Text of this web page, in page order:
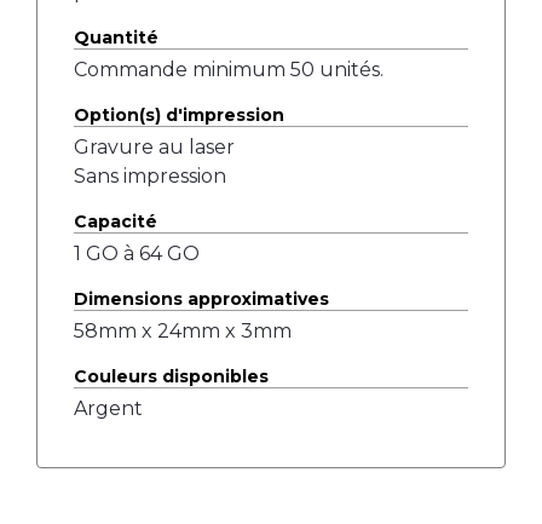
Quantité
Commande minimum 50 unités.
Option(s) d'impression
Gravure au laser
Sans impression
Capacité
1 GO à 64 GO
Dimensions approximatives
58mm x 24mm x 3mm
Couleurs disponibles
Argent